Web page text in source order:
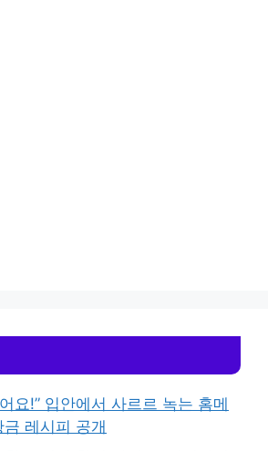
요!” 입안에서 사르르 녹는 홈메
레시피 공개